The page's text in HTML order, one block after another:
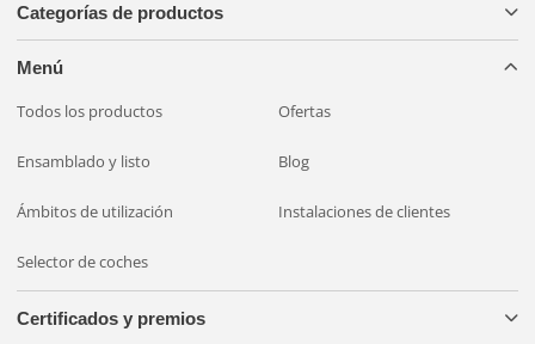
Categorías de productos
Menú
Todos los productos Ofertas
Ensamblado y listo Blog
Ámbitos de utilización Instalaciones de clientes
Selector de coches
Certificados y premios